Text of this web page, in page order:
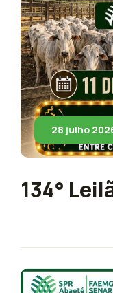
28 julho
134°